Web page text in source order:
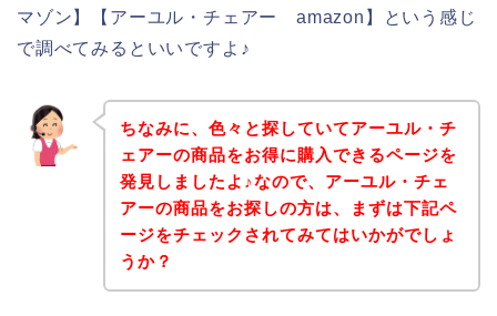
マゾン】【アーユル・チェアー amazon】という感じ
で調べてみるといいですよ♪
ちなみに、色々と探していてアーユル・チ
ェアーの商品をお得に購入できるページを
発見しましたよ♪なので、アーユル・チェ
アーの商品をお探しの方は、まずは下記ペ
ージをチェックされてみてはいかがでしょ
うか？